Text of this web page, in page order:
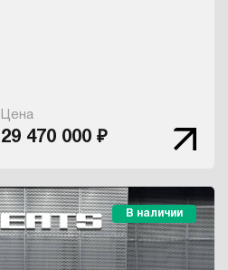
Цена
29 470 000 ₽
В наличии